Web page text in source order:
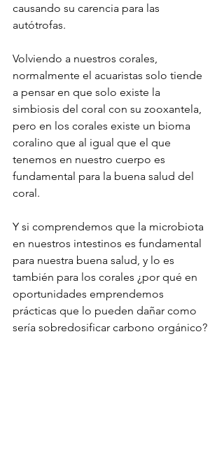
causando su carencia para las
autótrofas.
Volviendo a nuestros corales,
normalmente el acuaristas solo tiende
a pensar en que solo existe la
simbiosis del coral con su zooxantela,
pero en los corales existe un bioma
coralino que al igual que el que
tenemos en nuestro cuerpo es
fundamental para la buena salud del
coral.
Y si comprendemos que la microbiota
en nuestros intestinos es fundamental
para nuestra buena salud, y lo es
también para los corales ¿por qué en
oportunidades emprendemos
prácticas que lo pueden dañar como
sería sobredosificar carbono orgánico?